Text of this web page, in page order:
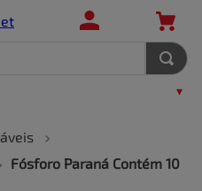
Fósforo Paraná Contém 10